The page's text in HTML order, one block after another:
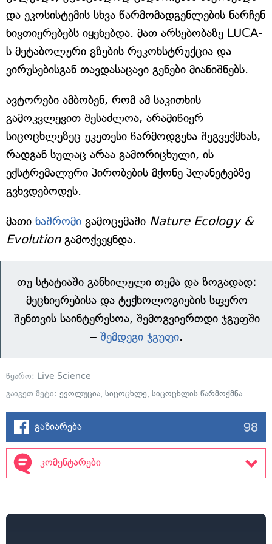
და ეკოსისტემის სხვა წარმომადგენლების ნარჩენ
ნივთიერებებს იყენებდა. მათ არსებობაზე LUCA-
ს მეტაბოლური გზების რეკონსტრუქცია და
ვირუსებისგან თავდასაცავი გენები მიანიშნებს.
ავტორები ამბობენ, რომ ამ საკითხის
გამოკვლევით შესაძლოა, არამიწიერ
სიცოცხლეზეც უკეთესი წარმოდგენა შეგვექმნას,
რადგან სულაც არაა გამორიცხული, ის
ექსტრემალური პირობების მქონე პლანეტებზე
გვხვდებოდეს.
მათი ნაშრომი გამოცემაში Nature Ecology &
Evolutionგამოქვეყნდა.
თუ სტატიაში განხილული თემა და ზოგადად:
მეცნიერებისა და ტექნოლოგიების სფერო
შენთვის საინტერესოა, შემოგვიერთდი ჯგუფში
– შემდეგი ჯგუფი.
წყარო: Live Science
გაიგეთ მეტი: ევოლუცია, სიცოცხლე, სიცოცხლის წარმოქმნა
გაზიარება 98
კომენტარები